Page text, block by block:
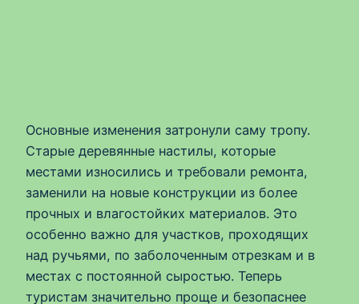
Основные изменения затронули саму тропу.
Старые деревянные настилы, которые
местами износились и требовали ремонта,
заменили на новые конструкции из более
прочных и влагостойких материалов. Это
особенно важно для участков, проходящих
над ручьями, по заболоченным отрезкам и в
местах с постоянной сыростью. Теперь
туристам значительно проще и безопаснее